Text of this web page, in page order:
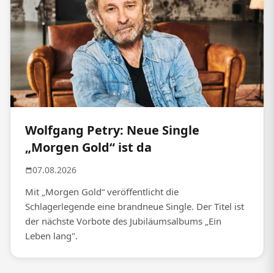
Wolfgang Petry: Neue Single
„Morgen Gold“ ist da
07.08.2026
Mit „Morgen Gold“ veröffentlicht die
Schlagerlegende eine brandneue Single. Der Titel ist
der nächste Vorbote des Jubiläumsalbums „Ein
Leben lang".